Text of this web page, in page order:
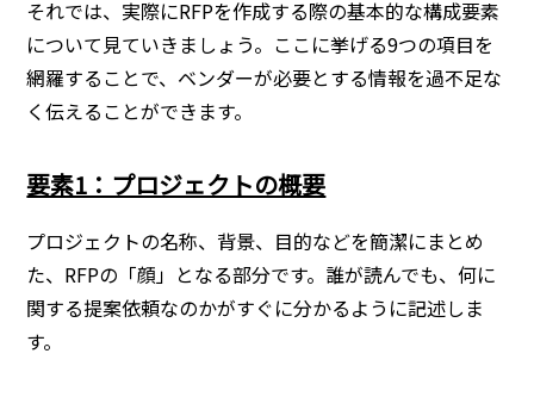
それでは、実際にRFPを作成する際の基本的な構成要素
について見ていきましょう。ここに挙げる9つの項目を
網羅することで、ベンダーが必要とする情報を過不足な
く伝えることができます。
要素1：プロジェクトの概要
プロジェクトの名称、背景、目的などを簡潔にまとめ
た、RFPの「顔」となる部分です。誰が読んでも、何に
関する提案依頼なのかがすぐに分かるように記述しま
す。